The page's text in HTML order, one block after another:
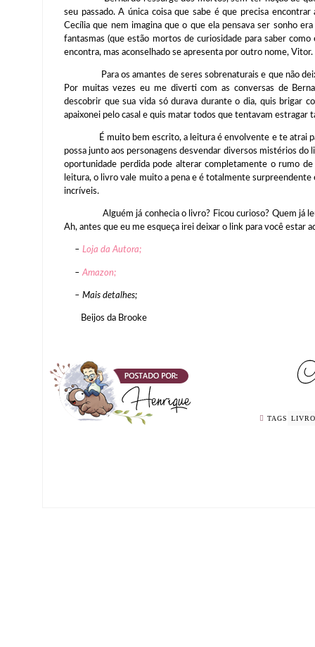
seu passado. A única coisa que sabe é que precisa
Cecília que nem imagina que o que ela pensava ser sonho
fantasmas (que estão mortos de curiosidade para saber
encontra, mas aconselhado se apresenta por outro nome, Vitor.
Para os amantes de seres sobrenaturais e que não
Por muitas vezes eu me diverti com as conversas de
descobrir que sua vida só durava durante o dia, quis brigar
apaixonei pelo casal e quis matar todos que tentavam estragar
É muito bem escrito, a leitura é envolvente e te atrai
possa junto aos personagens desvendar diversos mistérios
oportunidade perdida pode alterar completamente o rumo
leitura, o livro vale muito a pena e é totalmente
incríveis.
Alguém já conhecia o livro? Ficou curioso? Quem já leu,
Ah, antes que eu me esqueça irei deixar o link para você estar
– Loja da Autora;
– Amazon;
– Mais detalhes;
Beijos da Brooke
TAGS